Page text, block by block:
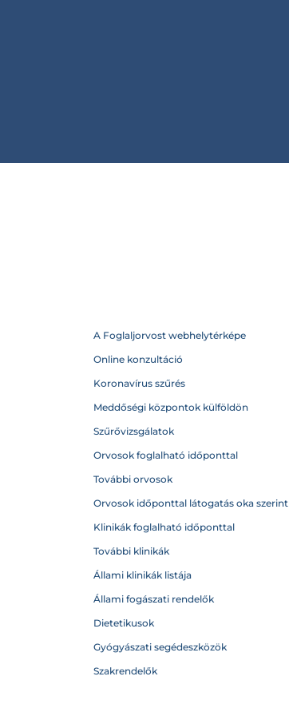
A Foglaljorvost webhelytérképe
Online konzultáció
Koronavírus szűrés
Meddőségi központok külföldön
Szűrővizsgálatok
Orvosok foglalható időponttal
További orvosok
Orvosok időponttal látogatás oka szerint
Klinikák foglalható időponttal
További klinikák
Állami klinikák listája
Állami fogászati rendelők
Dietetikusok
Gyógyászati segédeszközök
Szakrendelők